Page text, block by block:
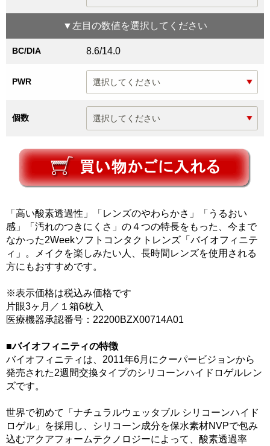
▼ 左目 の数値を選択してください
BC/DIA 8.6/14.0
PWR
個数
「高い酸素透過性」「レンズのやわらかさ」「うるおい
感」「汚れのつきにくさ」の４つの特長をもった、今まで
なかった2Weekソフトコンタクトレンズ「バイオフィニテ
ィ」。メイクを楽しみたい人、長時間レンズを使用される
方にもおすすめです。
※表示価格は税込み価格です
片眼3ヶ月／１箱6枚入
医療機器承認番号：22200BZX00714A01
■バイオフィニティの特徴
バイオフィニティは、2011年6月にクーパービジョンから
発売された2週間交換タイプのシリコーンハイドロゲルレン
ズです。
世界で初めて「ナチュラルウェッタブル シリコーンハイド
ロゲル」を採用し、シリコーン成分を保水素材NVPで包み
込むアクアフォームテクノロジーによって、酸素透過率